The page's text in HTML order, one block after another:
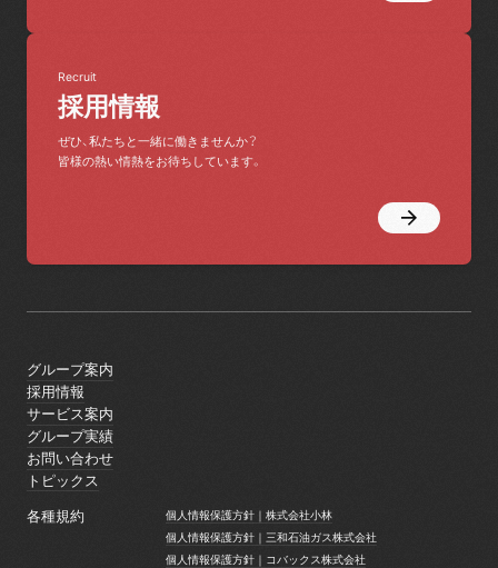
採用情報
Recruit
ぜひ、私たちと一緒に働きませんか？
皆様の熱い情熱をお待ちしています。
グループ案内
グループ案内
採用情報
採用情報
サービス案内
サービス案内
グループ実績
グループ実績
お問い合わせ
お問い合わせ
トピックス
各種規約
個人情報保護方針｜株式会社小林
個人情報保護方針｜株式会社小林
個人情報保護方針｜三和石油ガス株式会社
個人情報保護方針｜三和石油ガス株式会社
個人情報保護方針｜コバックス株式会社